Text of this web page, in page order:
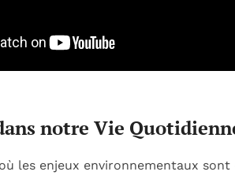
notre Vie
les enjeux environnementaux